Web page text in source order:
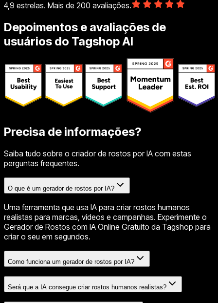
4,9 estrelas. Mais de 200 avaliações.
Depoimentos e avaliações de
usuários do Tagshop AI
Precisa de informações?
Saiba tudo sobre o criador de rostos por IA com estas
perguntas frequentes.
O que é um gerador de rostos por IA?
Uma ferramenta que usa IA para criar rostos humanos
realistas para marcas, vídeos e campanhas. Experimente o
Gerador de Rostos com IA Online Gratuito da Tagshop para
criar o seu em segundos.
Como funciona um gerador de rostos por IA?
Será que a IA consegue criar rostos humanos realistas?